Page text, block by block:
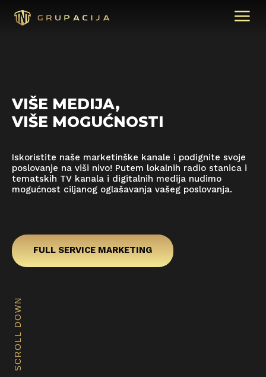
VIŠE MEDIJA,
VIŠE MOGUĆNOSTI
Iskoristite naše marketinške kanale i podignite svoje
poslovanje na viši nivo! Putem lokalnih radio stanica i
tematskih TV kanala i digitalnih medija nudimo
mogućnost ciljanog oglašavanja vašeg poslovanja.
FULL SERVICE MARKETING
SCROLL DOWN